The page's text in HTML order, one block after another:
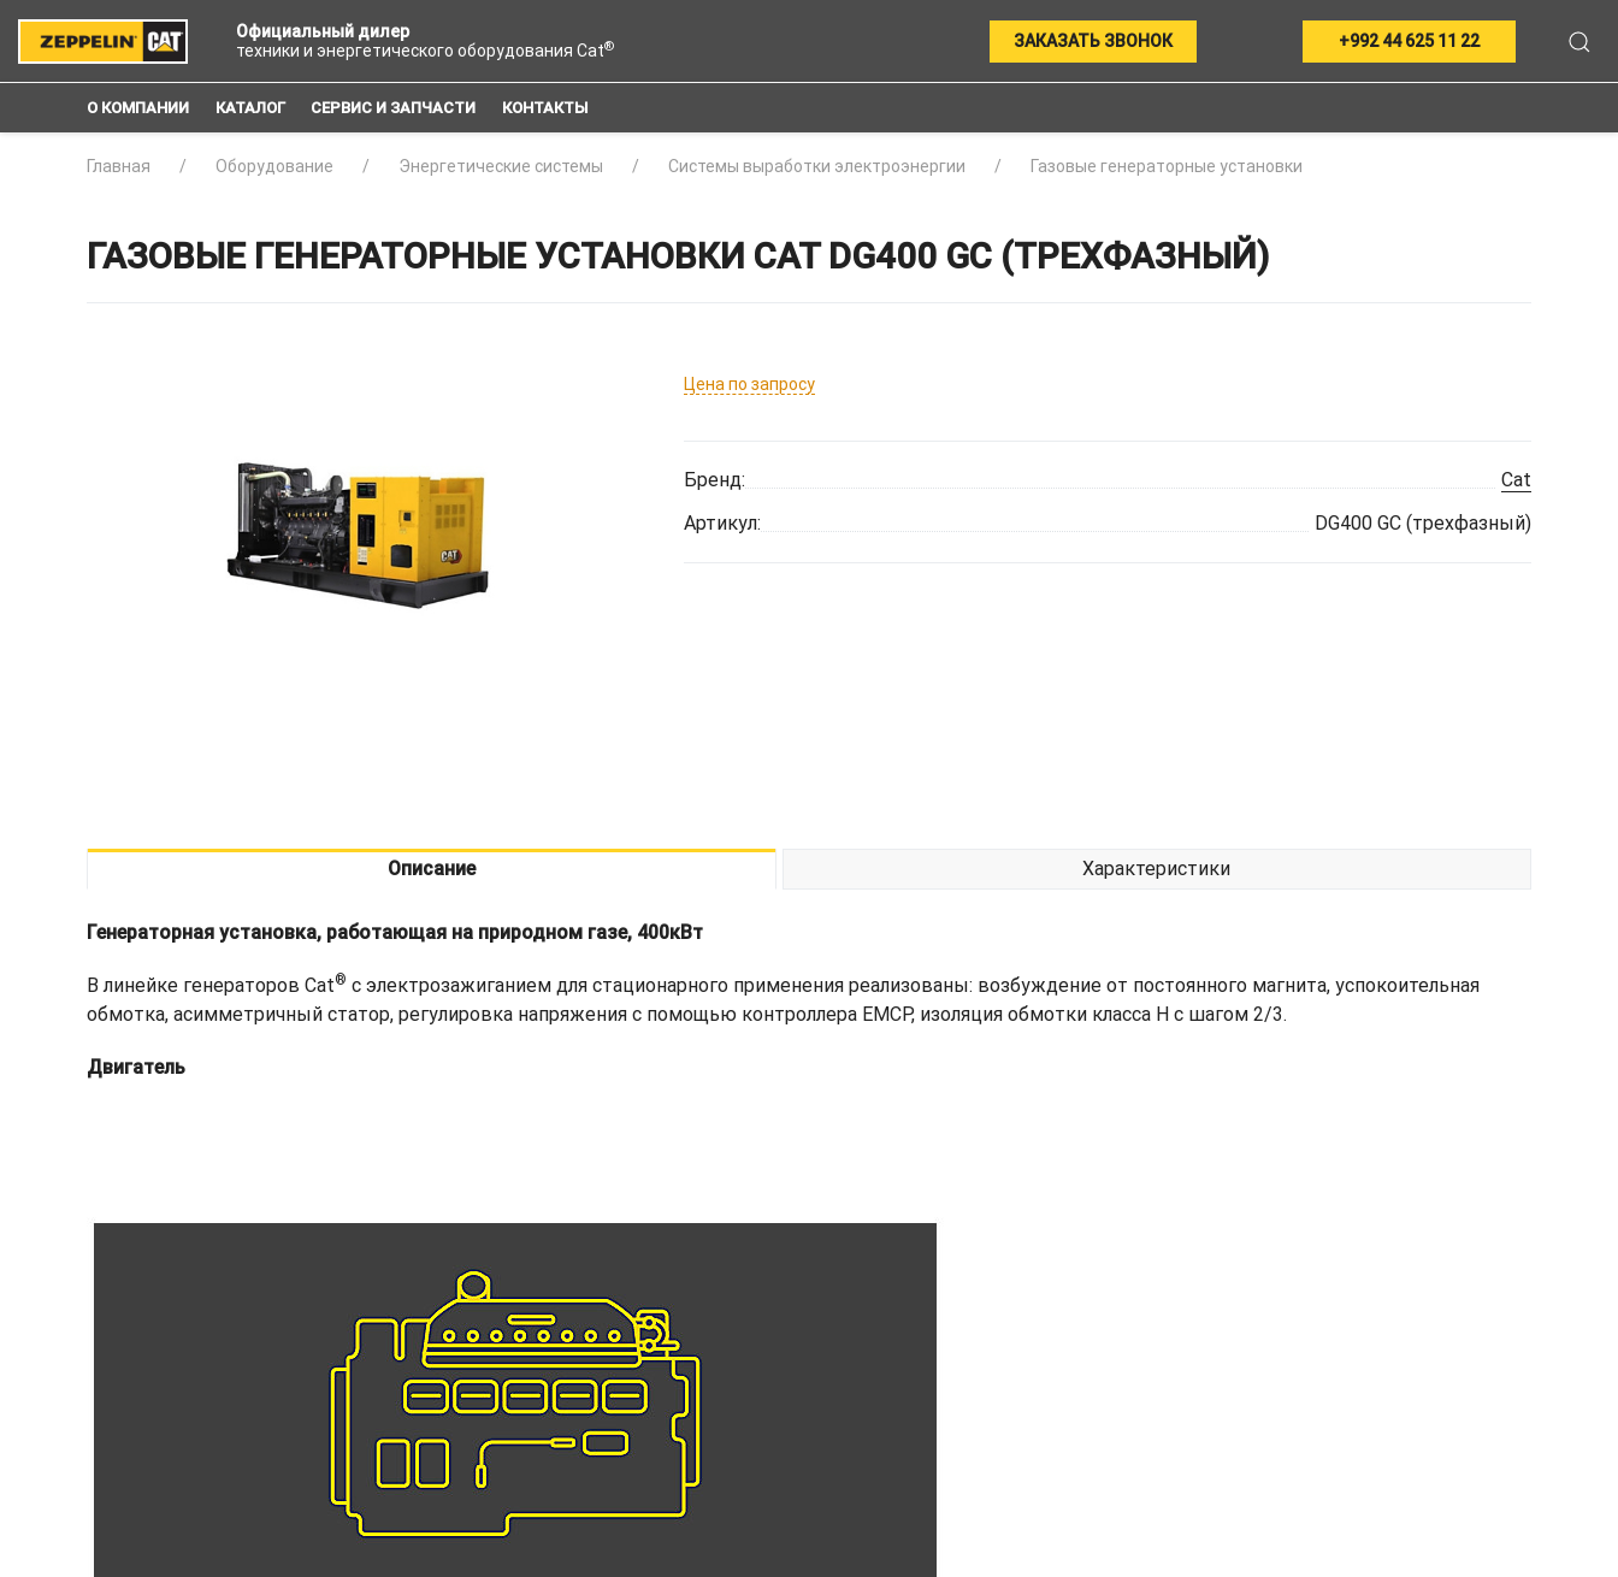
Официальный дилер
техники и энергетического оборудования Cat® ЗАКАЗАТЬ ЗВОНОК +992 44 625 11 22
О КОМПАНИИ КАТАЛОГ СЕРВИС И ЗАПЧАСТИ КОНТАКТЫ
Главная Оборудование Энергетические системы Системы выработки электроэнергии Газовые генераторные установки
ГАЗОВЫЕ ГЕНЕРАТОРНЫЕ УСТАНОВКИ CAT DG400 GC (ТРЕХФАЗНЫЙ)
Цена по запросу
Бренд:
Cat
Артикул:
DG400 GC (трехфазный)
Описание Характеристики
Генераторная установка, работающая на природном газе, 400кВт
В линейке генераторов Cat® с электрозажиганием для стационарного применения реализованы: возбуждение от постоянного магнита, успокоительная
обмотка, асимметричный статор, регулировка напряжения с помощью контроллера EMCP, изоляция обмотки класса H с шагом 2/3.
Двигатель